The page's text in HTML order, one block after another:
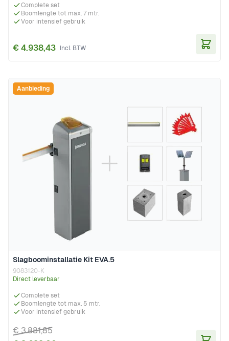
Complete set
Boomlengte tot max. 7 mtr.
Voor intensief gebruik
€ 4.938,43
Slagboominstallatie Kit EVA.5
9083120-K
Direct leverbaar
Complete set
Boomlengte tot max. 5 mtr.
Voor intensief gebruik
€ 3.881,85
Aanbieding